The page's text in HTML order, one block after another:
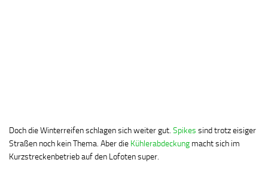
Doch die Winterreifen schlagen sich weiter gut. Spikes sind trotz eisiger
Straßen noch kein Thema. Aber die Kühlerabdeckung macht sich im
Kurzstreckenbetrieb auf den Lofoten super.